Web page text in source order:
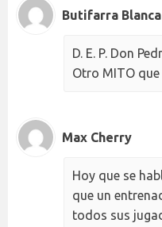
Butifarra Blanca
D. E. P. Don
Otro MITO que
Max Cherry
Hoy que se
que un
todos sus